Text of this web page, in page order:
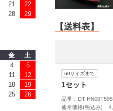
【送料表】
60サイズまで
1セット
品番
DT-
通常価格(税込み)
21
22
28
29
金
土
4
5
11
12
18
19
25
26